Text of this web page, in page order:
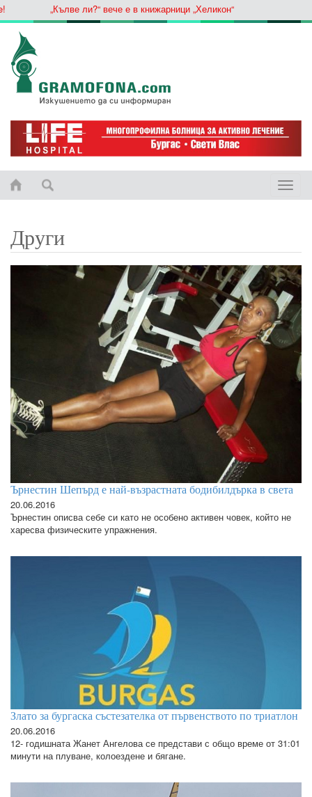
„Кълве ли?“ вече е в книжарници „Хеликон“
Toggle
Други
Ърнестин Шепърд е най-възрастната бодибилдърка в света
20.06.2016
Ърнестин описва себе си като не особено активен човек, който не
харесва физическите упражнения.
Злато за бургаска състезателка от първенството по триатлон
20.06.2016
12- годишната Жанет Ангелова се представи с общо време от 31:01
минути на плуване, колоездене и бягане.